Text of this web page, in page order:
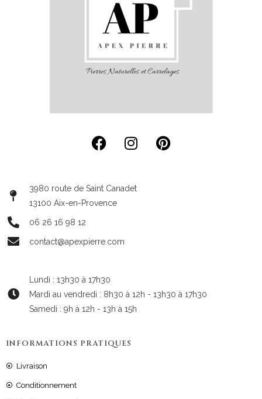
3980 route de Saint Canadet
13100 Aix-en-Provence
06 26 16 98 12
contact@apexpierre.com
Lundi : 13h30 à 17h30
Mardi au vendredi : 8h30 à 12h - 13h30 à 17h30
Samedi : 9h à 12h - 13h à 15h
INFORMATIONS PRATIQUES
Livraison
Conditionnement